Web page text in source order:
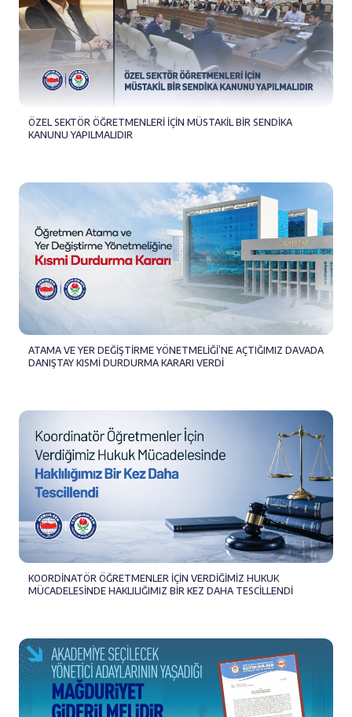
ÖZEL SEKTÖR ÖĞRETMENLERİ İÇİN MÜSTAKİL BİR SENDİKA
KANUNU YAPILMALIDIR
ATAMA VE YER DEĞİŞTİRME YÖNETMELİĞİ’NE AÇTIĞIMIZ DAVADA
DANIŞTAY KISMİ DURDURMA KARARI VERDİ
KOORDİNATÖR ÖĞRETMENLER İÇİN VERDİĞİMİZ HUKUK
MÜCADELESİNDE HAKLILIĞIMIZ BİR KEZ DAHA TESCİLLENDİ